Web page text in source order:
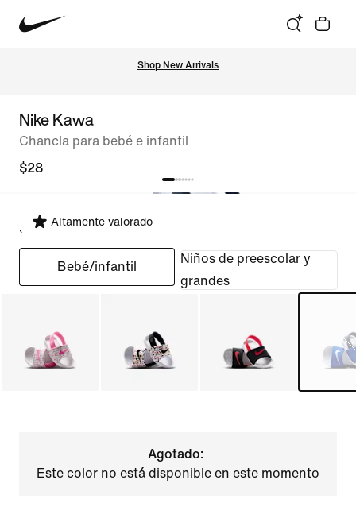
Shop New Arrivals
Nike Kawa
Chancla para bebé e infantil
$28
Altamente valorado
Seleccionar ajuste
Bebé/infantil
Niños de preescolar y
grandes
Agotado:
Este color no está disponible en este momento